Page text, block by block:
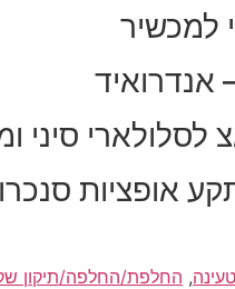
למכשיר
אנדרואיד
לסלולארי סיני
תקע אופציות
, החלפת/החלפה/תיקון